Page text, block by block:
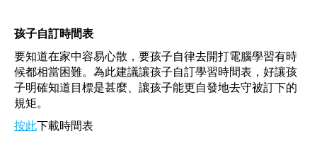
孩子自訂時間表
要知道在家中容易心散，要孩子自律去開打電腦學習有時
候都相當困難。為此建議讓孩子自訂學習時間表，好讓孩
子明確知道目標是甚麼、讓孩子能更自發地去守被訂下的
規矩。
按此下載時間表